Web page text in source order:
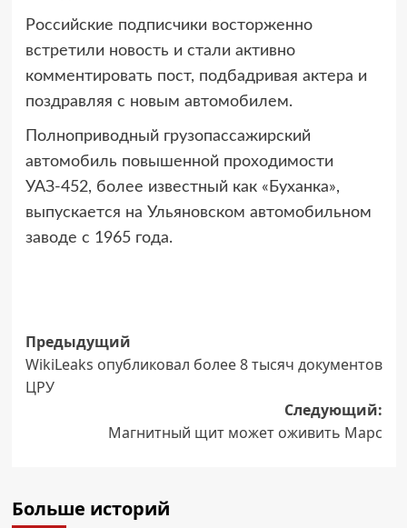
Российские подписчики восторженно
встретили новость и стали активно
комментировать пост, подбадривая актера и
поздравляя с новым автомобилем.
Полноприводный грузопассажирский
автомобиль повышенной проходимости
УАЗ-452, более известный как «Буханка»,
выпускается на Ульяновском автомобильном
заводе с 1965 года.
Навигация
записи
Предыдущий
WikiLeaks опубликовал более 8 тысяч документов
ЦРУ
Следующий:
Магнитный щит может оживить Марс
Больше историй